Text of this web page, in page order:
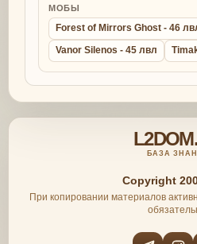
МОБЫ
Forest of Mirrors Ghost - 46
Vanor Silenos - 45 лвл
БАЗА
Copyright
При копировании материалов